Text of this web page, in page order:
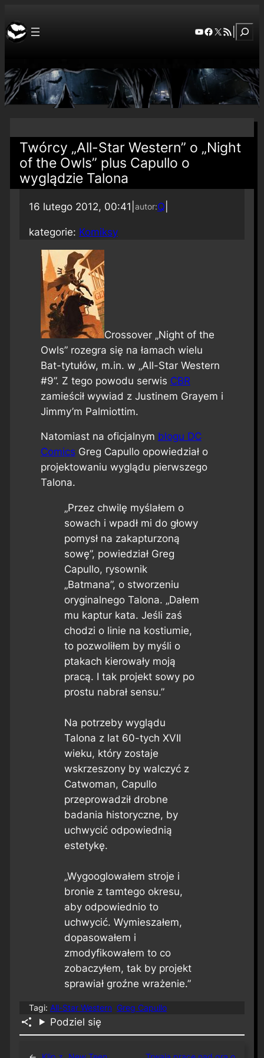
YouTube
Facebook
X RSS Feed
Twórcy „All-Star Western” o „Night
of the Owls” plus Capullo o
wyglądzie Talona
16 lutego 2012, 00:41 autor:Q
kategorie: Komiksy
Crossover „Night of the
Owls” rozegra się na łamach wielu
Bat-tytułów, m.in. w „All-Star Western
#9”. Z tego powodu serwis CBR
zamieścił wywiad z Justinem Grayem i
Jimmy’m Palmiottim.
Natomiast na oficjalnym blogu DC
Comics Greg Capullo opowiedział o
projektowaniu wyglądu pierwszego
Talona.
„Przez chwilę myślałem o
sowach i wpadł mi do głowy
pomysł na zakapturzoną
sowę”, powiedział Greg
Capullo, rysownik
„Batmana”, o stworzeniu
oryginalnego Talona. „Dałem
mu kaptur kata. Jeśli zaś
chodzi o linie na kostiumie,
to pozwoliłem by myśli o
ptakach kierowały moją
pracą. I tak projekt sowy po
prostu nabrał sensu.”
Na potrzeby wyglądu
Talona z lat 60-tych XVII
wieku, który zostaje
wskrzeszony by walczyć z
Catwoman, Capullo
przeprowadził drobne
badania historyczne, by
uchwycić odpowiednią
estetykę.
„Wygooglowałem stroje i
bronie z tamtego okresu,
aby odpowiednio to
uchwycić. Wymieszałem,
dopasowałem i
zmodyfikowałem to co
zobaczyłem, tak by projekt
sprawiał groźne wrażenie.”
Tagi: All-Star Western Greg Capullo
Podziel się